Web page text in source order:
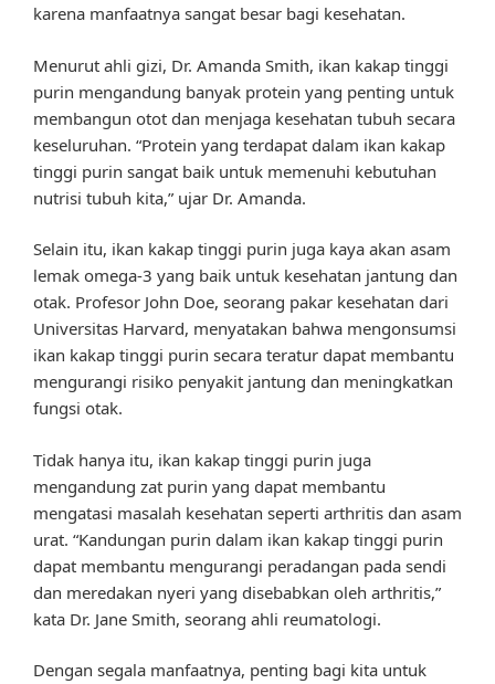
karena manfaatnya sangat besar bagi kesehatan.
Menurut ahli gizi, Dr. Amanda Smith, ikan kakap tinggi
purin mengandung banyak protein yang penting untuk
membangun otot dan menjaga kesehatan tubuh secara
keseluruhan. “Protein yang terdapat dalam ikan kakap
tinggi purin sangat baik untuk memenuhi kebutuhan
nutrisi tubuh kita,” ujar Dr. Amanda.
Selain itu, ikan kakap tinggi purin juga kaya akan asam
lemak omega-3 yang baik untuk kesehatan jantung dan
otak. Profesor John Doe, seorang pakar kesehatan dari
Universitas Harvard, menyatakan bahwa mengonsumsi
ikan kakap tinggi purin secara teratur dapat membantu
mengurangi risiko penyakit jantung dan meningkatkan
fungsi otak.
Tidak hanya itu, ikan kakap tinggi purin juga
mengandung zat purin yang dapat membantu
mengatasi masalah kesehatan seperti arthritis dan asam
urat. “Kandungan purin dalam ikan kakap tinggi purin
dapat membantu mengurangi peradangan pada sendi
dan meredakan nyeri yang disebabkan oleh arthritis,”
kata Dr. Jane Smith, seorang ahli reumatologi.
Dengan segala manfaatnya, penting bagi kita untuk